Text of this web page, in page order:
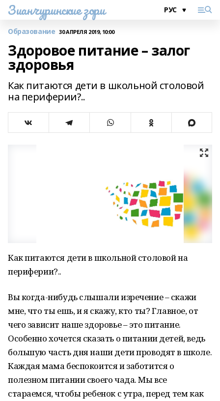
Зианчуринские зори
Образование 30 АПРЕЛЯ 2019, 10:00
Здоровое питание – залог
здоровья
Как питаются дети в школьной столовой
на периферии?..
Как питаются дети в школьной столовой на
периферии?..
Вы когда-нибудь слышали изречение – скажи
мне, что ты ешь, и я скажу, кто ты? Главное, от
чего зависит наше здоровье – это питание.
Особенно хочется сказать о питании детей, ведь
большую часть дня наши дети проводят в школе.
Каждая мама беспокоится и заботится о
полезном питании своего чада. Мы все
стараемся, чтобы ребенок с утра, перед тем как